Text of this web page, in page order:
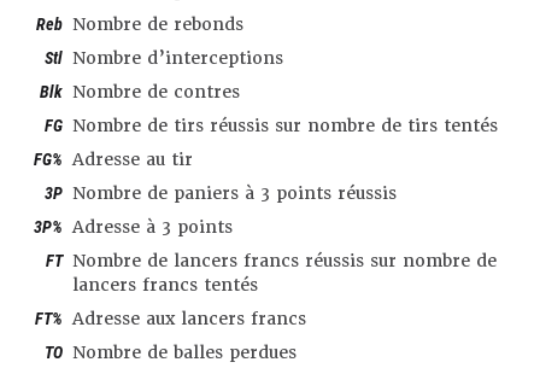
Reb Nombre de rebonds
Stl Nombre d’interceptions
Blk Nombre de contres
FG Nombre de tirs réussis sur nombre de tirs tentés
FG% Adresse au tir
3P Nombre de paniers à 3 points réussis
3P% Adresse à 3 points
FT Nombre de lancers francs réussis sur nombre de
lancers francs tentés
FT% Adresse aux lancers francs
TO Nombre de balles perdues